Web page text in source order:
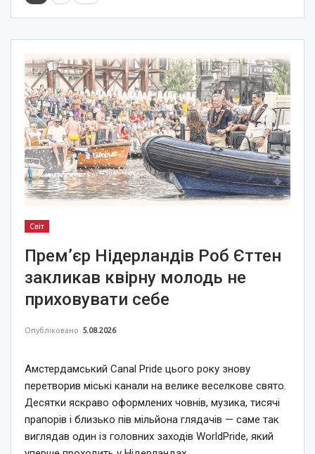
Світ
Прем’єр Нідерландів Роб Єттен
закликав квірну молодь не
приховувати себе
Опубліковано 5.08.2026
Амстердамський Canal Pride цього року знову
перетворив міські канали на велике веселкове свято.
Десятки яскраво оформлених човнів, музика, тисячі
прапорів і близько пів мільйона глядачів — саме так
виглядав один із головних заходів WorldPride, який